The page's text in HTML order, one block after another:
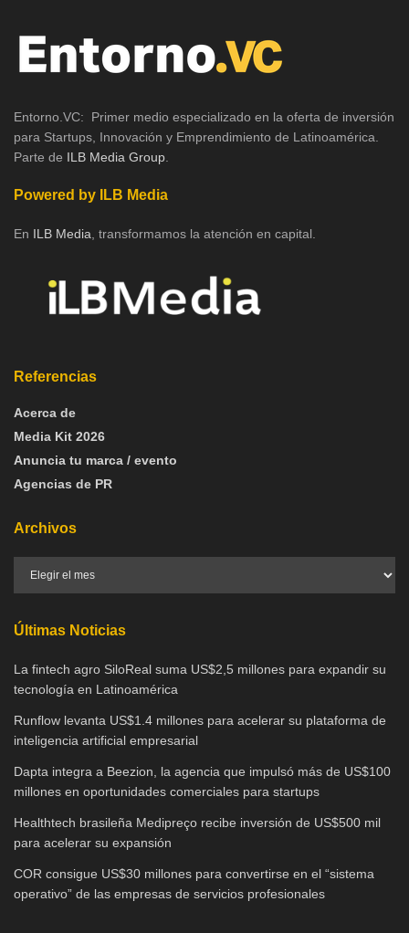
Entorno.VC: Primer medio especializado en la oferta de inversión
para Startups, Innovación y Emprendimiento de Latinoamérica.
Parte de ILB Media Group.
Powered by ILB Media
En ILB Media, transformamos la atención en capital.
Referencias
Acerca de
Media Kit 2026
Anuncia tu marca / evento
Agencias de PR
Archivos
Últimas Noticias
La fintech agro SiloReal suma US$2,5 millones para expandir su
tecnología en Latinoamérica
Runflow levanta US$1.4 millones para acelerar su plataforma de
inteligencia artificial empresarial
Dapta integra a Beezion, la agencia que impulsó más de US$100
millones en oportunidades comerciales para startups
Healthtech brasileña Medipreço recibe inversión de US$500 mil
para acelerar su expansión
COR consigue US$30 millones para convertirse en el “sistema
operativo” de las empresas de servicios profesionales